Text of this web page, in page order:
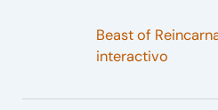
Beast of
interactivo